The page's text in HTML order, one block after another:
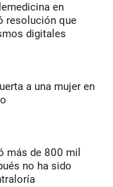
en
resolución que
digitales
a una mujer en
más de 800 mil
no ha sido